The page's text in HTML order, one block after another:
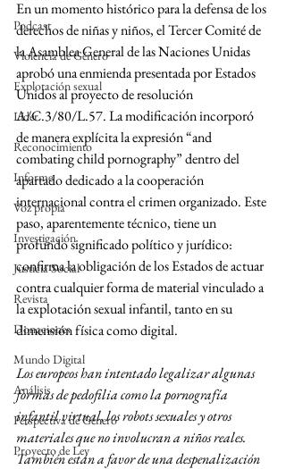
Podcast
Violencia de Género
Explotación sexual
Líder
Reconocimiento
Informe
Voz propia
Investigación
Justicia Social
Revista
Donaciones
Mundo Digital
Análisis
Perspectiva de Género
Proyecto de Ley
En un momento histórico para la defensa de los
derechos de niñas y niños, el Tercer Comité de
la Asamblea General de las Naciones Unidas
aprobó una enmienda presentada por Estados
Unidos al proyecto de resolución
A/C.3/80/L.57. La modificación incorporó
de manera explícita la expresión “and
combating child pornography” dentro del
apartado dedicado a la cooperación
internacional contra el crimen organizado. Este
paso, aparentemente técnico, tiene un
profundo significado político y jurídico:
confirma la obligación de los Estados de actuar
contra cualquier forma de material vinculado a
la explotación sexual infantil, tanto en su
dimensión física como digital.
Los europeos han intentado legalizar algunas
formas de pedofilia como la pornografía
infantil virtual, los robots sexuales y otros
materiales que no involucran a niños reales.
También están a favor de una despenalización